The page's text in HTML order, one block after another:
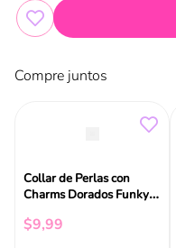
Compre juntos
Collar de Perlas con
Charms Dorados Funky
$9,99